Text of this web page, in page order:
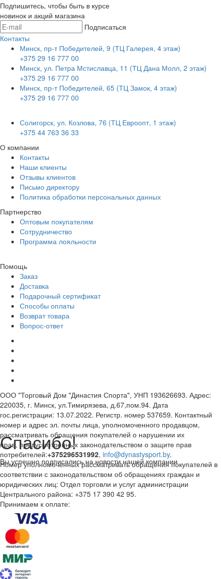
Подпишитесь, чтобы быть в курсе
новинок и акций магазина
Подписаться
Контакты
Минск, пр-т Победителей, 9 (ТЦ Галерея, 4 этаж)
+375 29 16 777 00
Минск, ул. Петра Мстиславца, 11 (ТЦ Дана Молл, 2 этаж)
+375 29 16 777 00
Минск, пр-т Победителей, 65 (ТЦ Замок, 4 этаж)
+375 29 16 777 00
Солигорск, ул. Козлова, 76 (ТЦ Евроопт, 1 этаж)
+375 44 763 36 33
О компании
Контакты
Наши клиенты
Отзывы клиентов
Письмо директору
Политика обработки персональных данных
Партнерство
Оптовым покупателям
Сотрудничество
Программа лояльности
Помощь
Заказ
Доставка
Подарочный сертификат
Способы оплаты
Возврат товара
Вопрос-ответ
ООО "Торговый Дом "Династия Спорта", УНП 193626693. Адрес:
220035, г. Минск, ул.Тимирязева, д.67,пом.94. Дата
гос.регистрации: 13.07.2022. Регистр. номер 537659. Контактный
номер и адрес эл. почты лица, уполномоченного продавцом,
рассматривать обращения покупателей о нарушении их
прав, предусмотренных законодательством о защите прав
потребителей:+375296531992, info@dynastysport.by.
Номер уполномоченных рассматривать обращения покупателей в
соответствии с законодательством об обращениях граждан и
юридических лиц: Отдел торговли и услуг администрации
Центрального района: +375 17 390 42 95.
Принимаем к оплате:
Спасибо!
Вы успешно подписались на новости нашей компании